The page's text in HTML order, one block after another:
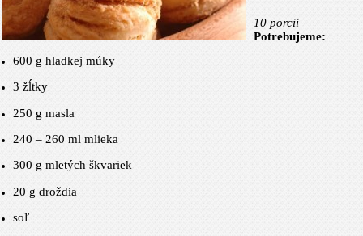
10 porcií
Potrebujeme:
600 g hladkej múky
3 žĺtky
250 g masla
240 – 260 ml mlieka
300 g mletých škvariek
20 g droždia
soľ